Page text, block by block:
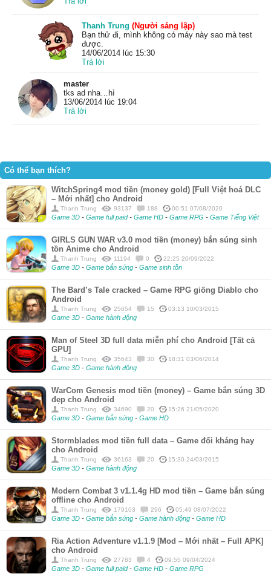
Thanh Trung (Người sáng lập)
Bạn thử đi, mình không có máy này sao mà test
được.
14/06/2014 lúc 15:30
Trả lời
master
tks ad nha…hì
13/06/2014 lúc 19:04
Trả lời
Có thể bạn thích?
WitchSpring4 mod tiền (money gold) [Full Việt hoá DLC
– Mới nhất] cho Android
Thanh Trung 93137 188 00:51 07/08/2020
Game 3D - Game full paid- Game HD - Game RPG - Game Tiếng Việt
GIRLS GUN WAR v3.0 mod tiền (money) bắn súng sinh
tồn Anime cho Android
Thanh Trung 11194 0 22:25 20/09/2022
Game 3D - Game bắn súng - Game sinh tồn
The Bard’s Tale cracked – Game RPG giống Diablo cho
Android
Thanh Trung 25654 15 03:13 10/03/2015
Game 3D - Game hành động
Man of Steel 3D full data miễn phí cho Android [Tất cả
GPU]
Thanh Trung 35643 30 18:31 03/06/2014
Game 3D - Game hành động
WarCom Genesis mod tiền (money) – Game bắn súng 3D
đẹp cho Android
Thanh Trung 34690 20 15:26 21/05/2020
Game 3D - Game bắn súng - Game HD
Stormblades mod tiền full data – Game đối kháng hay
cho Android
Thanh Trung 36163 20 15:30 24/03/2015
Game 3D - Game hành động
Modern Combat 3 v1.1.4g HD mod tiền – Game bắn súng
offline cho Android
Thanh Trung 179103 296 05:49 08/07/2022
Game 3D - Game bắn súng - Game hành động - Game HD
Ria Action Adventure v1.1.9 [Mod – Mới nhất – Full APK]
cho Android
Thanh Trung 27783 4 09:55 09/04/2024
Game 3D - Game full paid- Game HD - Game RPG